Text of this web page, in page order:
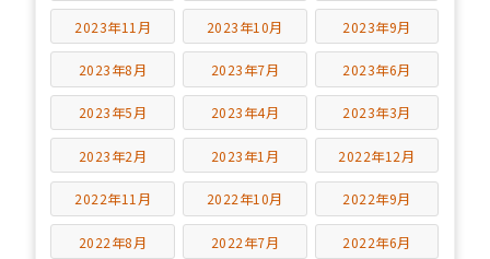
2023年11月 2023年10月 2023年9月
2023年8月 2023年7月 2023年6月
2023年5月 2023年4月 2023年3月
2023年2月 2023年1月 2022年12月
2022年11月 2022年10月 2022年9月
2022年8月 2022年7月 2022年6月